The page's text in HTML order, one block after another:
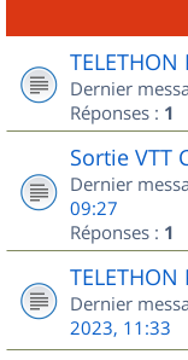
TELETHON
Dernier
Réponses : 1
Sortie VTT
Dernier
09:27
Réponses : 1
TELETHON
Dernier
2023, 11:33